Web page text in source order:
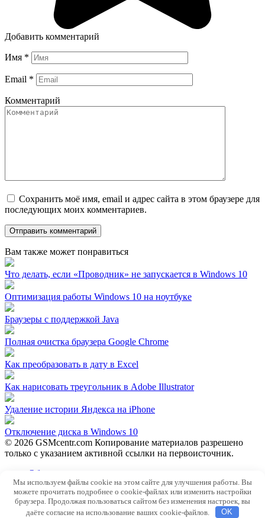
Добавить комментарий
Имя *
Email *
Комментарий
Сохранить моё имя, email и адрес сайта в этом браузере для
последующих моих комментариев.
Вам также может понравиться
Что делать, если «Проводник» не запускается в Windows 10
Оптимизация работы Windows 10 на ноутбуке
Браузеры с поддержкой Java
Полная очистка браузера Google Chrome
Как преобразовать в дату в Excel
Как нарисовать треугольник в Adobe Illustrator
Удаление истории Яндекса на iPhone
Отключение диска в Windows 10
© 2026 GSMcentr.com Копирование материалов разрешено
только с указанием активной ссылки на первоисточник.
Обратная связь
Политика конфиденциальности
Пользовательское соглашение
Мы используем файлы cookie на этом сайте для улучшения работы. Вы
можете прочитать подробнее о cookie-файлах или изменить настройки
браузера. Продолжая пользоваться сайтом без изменения настроек, вы
даёте согласие на использование ваших cookie-файлов.
OK